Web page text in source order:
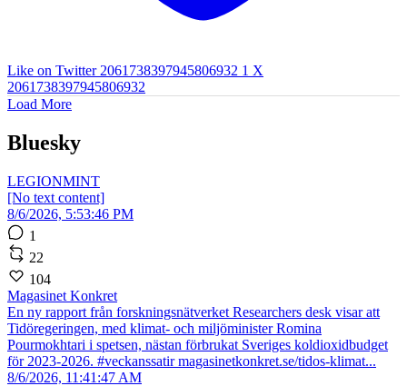
Like on Twitter 2061738397945806932 1 X
2061738397945806932
Load More
Bluesky
LEGIONMINT
[No text content]
8/6/2026, 5:53:46 PM
1
22
104
Magasinet Konkret
En ny rapport från forskningsnätverket Researchers desk visar att
Tidöregeringen, med klimat- och miljöminister Romina
Pourmokhtari i spetsen, nästan förbrukat Sveriges koldioxidbudget
för 2023-2026. #veckanssatir magasinetkonkret.se/tidos-klimat...
8/6/2026, 11:41:47 AM